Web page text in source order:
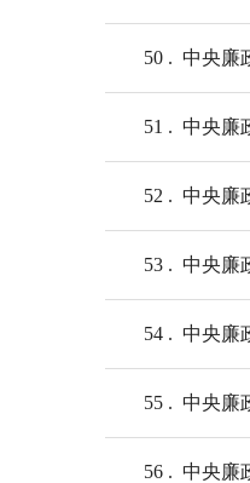
50 中央廉
51 中央廉
52 中央廉
53 中央廉
54 中央廉
55 中央廉
56 中央廉